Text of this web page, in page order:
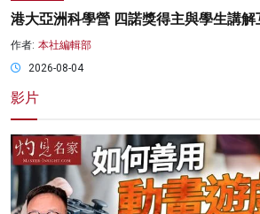
港大亞洲科學營 四諾獎得主與學生講解
作者: 本社編輯部
2026-08-04
影片